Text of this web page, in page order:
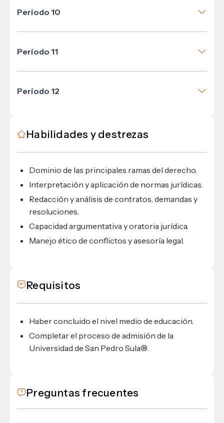
Derecho Notarial II
Derecho Mercantil III (Obligaciones)
Período 10
Electiva II de Formación General
Derecho Registral
Práctica Procesal Laboral (Clínica)
Período 11
Métodos Alternos de Solución de Conflictos
Filosofía del Derecho
Período 12
Habilidades y destrezas
Dominio de las principales ramas del derecho.
Interpretación y aplicación de normas jurídicas.
Redacción y análisis de contratos, demandas y
resoluciones.
Capacidad argumentativa y oratoria jurídica.
Manejo ético de conflictos y asesoría legal.
Requisitos
Haber concluido el nivel medio de educación.
Completar el proceso de admisión de la
Universidad de San Pedro Sula®.
Preguntas frecuentes